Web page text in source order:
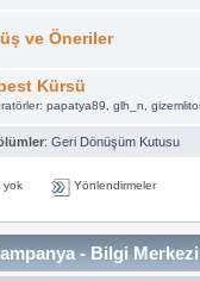
ve Öneriler
Kürsü
papatya89 glh_n
: Geri Dönüşüm Kutusu
yok Yönlendirmeler
- Bilgi Merkezi